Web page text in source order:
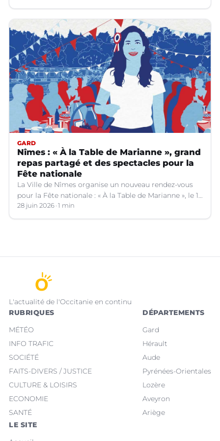
GARD
Nîmes : « À la Table de Marianne », grand
repas partagé et des spectacles pour la
Fête nationale
La Ville de Nîmes organise un nouveau rendez-vous
pour la Fête nationale : « À la Table de Marianne », le 13
juillet prochain.
28 juin 2026 1 min
L'actualité de l'Occitanie en continu
RUBRIQUES
MÉTÉO
INFO TRAFIC
SOCIÉTÉ
FAITS-DIVERS / JUSTICE
CULTURE & LOISIRS
ECONOMIE
SANTÉ
DÉPARTEMENTS
Gard
Hérault
Aude
Pyrénées-Orientales
Lozère
Aveyron
Ariège
LE SITE